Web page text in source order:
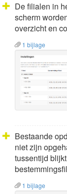
De filialen in
scherm
overzicht en
1 bijlage
Bestaande
niet zijn
tussentijd
1 bijlage